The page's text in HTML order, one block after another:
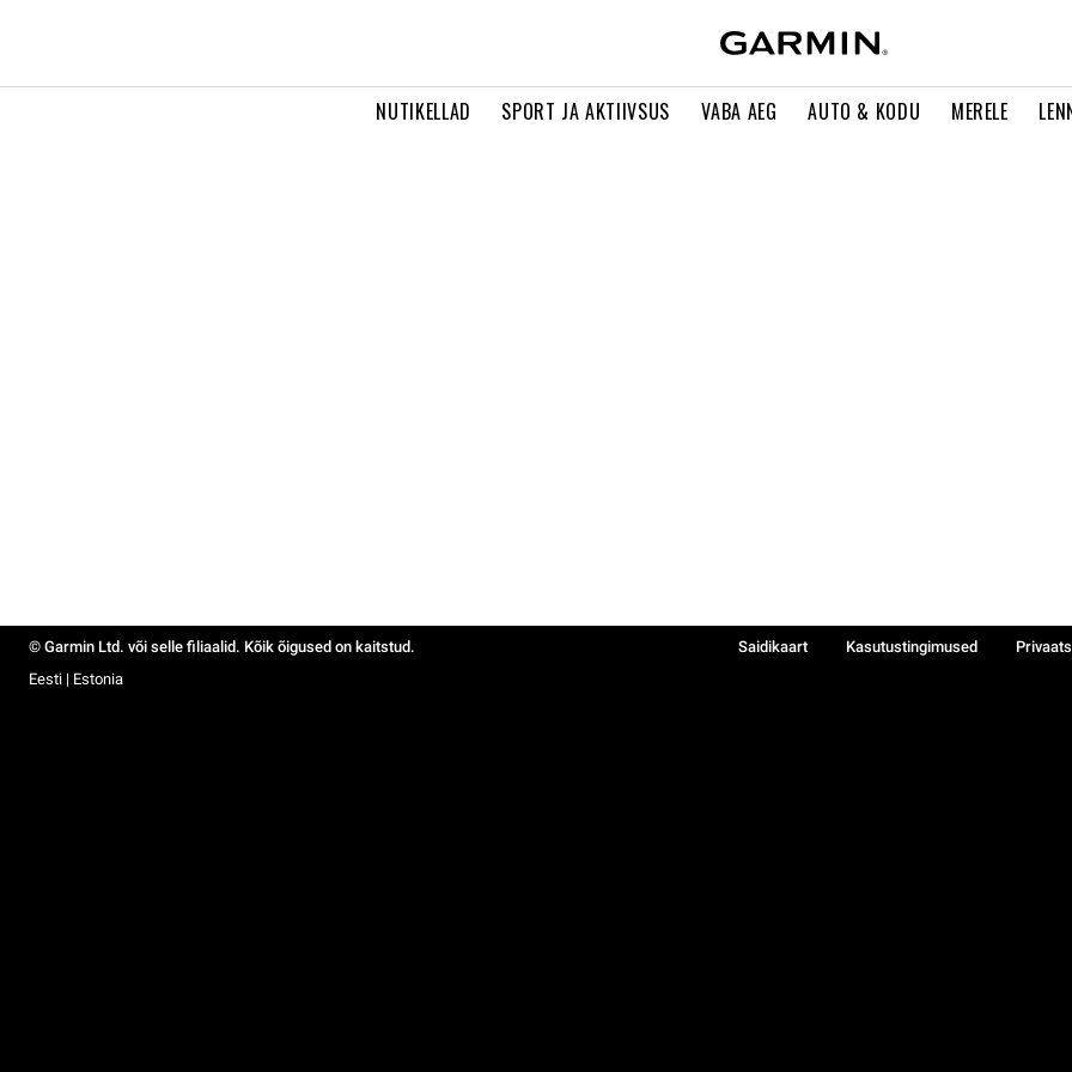
NUTIKELLAD SPORT JA AKTIIVSUS VABA AEG AUTO & KODU MERELE
© Garmin Ltd. või selle filiaalid. Kõik õigused on kaitstud. Saidikaart Kasutustingimused
Eesti | Estonia